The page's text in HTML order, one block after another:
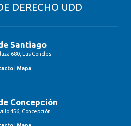
DERECHO UDD
Santiago
680, Las Condes
Mapa
Concepción
456, Concepción